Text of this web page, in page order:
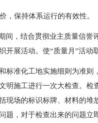
，保持体系运行的有效性。
间，结合贯彻业主质量信
开展活动。使“质量月”活动
标准化工地实施细则为准
明施工进行一次大检查。
现场的标识标牌、材料的
题，对于检查出来的问题立